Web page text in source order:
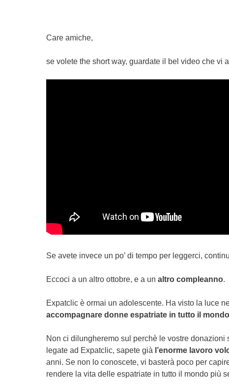
Care amiche,
se volete the short way, guardate il bel video che vi
Se avete invece un po’ di tempo per leggerci,
Eccoci a un altro ottobre, e a unaltro compleanno.
Expatclic è ormai un adolescente. Ha visto la luce
accompagnare donne espatriate in tutto il mondo
Non ci dilungheremo sul perchè le vostre
legate ad Expatclic, sapete già l’enorme lavoro
anni. Se non lo conoscete, vi basterà poco per
rendere la vita delle espatriate in tutto il mondo più